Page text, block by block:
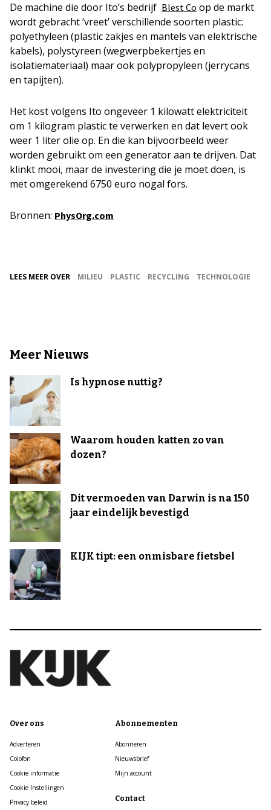
De machine die door Ito’s bedrijf Blest Co op de markt
wordt gebracht ‘vreet’ verschillende soorten plastic:
polyethyleen (plastic zakjes en mantels van elektrische
kabels), polystyreen (wegwerpbekertjes en
isolatiemateriaal) maar ook polypropyleen (jerrycans
en tapijten).
Het kost volgens Ito ongeveer 1 kilowatt elektriciteit
om 1 kilogram plastic te verwerken en dat levert ook
weer 1 liter olie op. En die kan bijvoorbeeld weer
worden gebruikt om een generator aan te drijven. Dat
klinkt mooi, maar de investering die je moet doen, is
met omgerekend 6750 euro nogal fors.
Bronnen: PhysOrg.com
LEES MEER OVER MILIEU PLASTIC RECYCLING TECHNOLOGIE
Meer Nieuws
Is hypnose nuttig?
Waarom houden katten zo van
dozen?
Dit vermoeden van Darwin is na 150
jaar eindelijk bevestigd
KIJK tipt: een onmisbare fietsbel
Over ons
Adverteren
Colofon
Cookie informatie
Cookie Instellingen
Privacy beleid
Abonnementen
Abonneren
Nieuwsbrief
Mijn account
Contact